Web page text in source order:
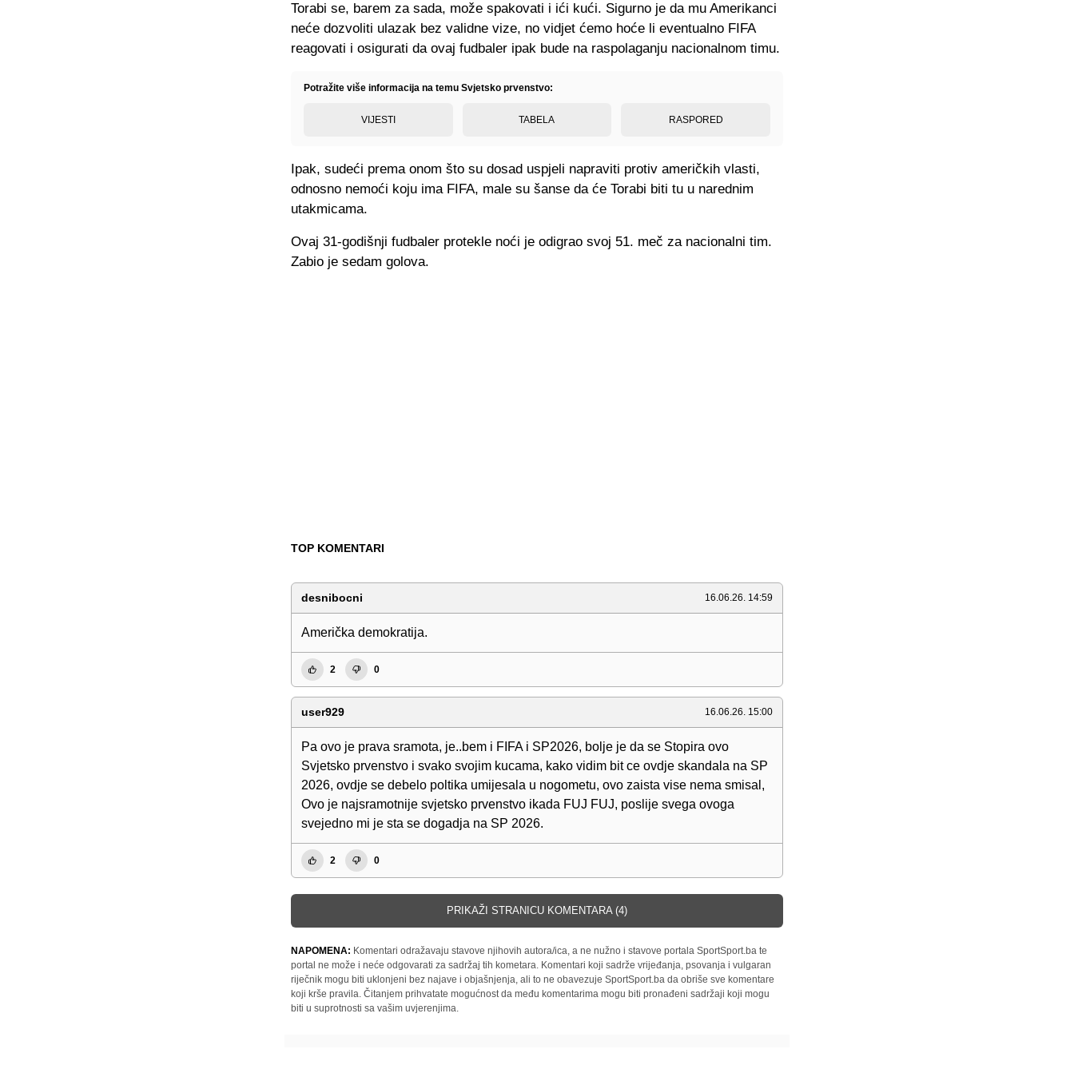
Torabi se, barem za sada, može spakovati i ići kući. Sigurno je da mu Amerikanci
neće dozvoliti ulazak bez validne vize, no vidjet ćemo hoće li eventualno FIFA
reagovati i osigurati da ovaj fudbaler ipak bude na raspolaganju nacionalnom timu.
Potražite više informacija na temu Svjetsko prvenstvo:
VIJESTI TABELA RASPORED
Ipak, sudeći prema onom što su dosad uspjeli napraviti protiv američkih vlasti,
odnosno nemoći koju ima FIFA, male su šanse da će Torabi biti tu u narednim
utakmicama.
Ovaj 31-godišnji fudbaler protekle noći je odigrao svoj 51. meč za nacionalni tim.
Zabio je sedam golova.
TOP KOMENTARI
desnibocni 16.06.26. 14:59
Američka demokratija.
2 0
user929 16.06.26. 15:00
Pa ovo je prava sramota, je..bem i FIFA i SP2026, bolje je da se Stopira ovo
Svjetsko prvenstvo i svako svojim kucama, kako vidim bit ce ovdje skandala na SP
2026, ovdje se debelo poltika umijesala u nogometu, ovo zaista vise nema smisal,
Ovo je najsramotnije svjetsko prvenstvo ikada FUJ FUJ, poslije svega ovoga
svejedno mi je sta se dogadja na SP 2026.
2 0
PRIKAŽI STRANICU KOMENTARA (4)
NAPOMENA: Komentari odražavaju stavove njihovih autora/ica, a ne nužno i stavove portala SportSport.ba te
portal ne može i neće odgovarati za sadržaj tih kometara. Komentari koji sadrže vrijeđanja, psovanja i vulgaran
riječnik mogu biti uklonjeni bez najave i objašnjenja, ali to ne obavezuje SportSport.ba da obriše sve komentare
koji krše pravila. Čitanjem prihvatate mogućnost da među komentarima mogu biti pronađeni sadržaji koji mogu
biti u suprotnosti sa vašim uvjerenjima.